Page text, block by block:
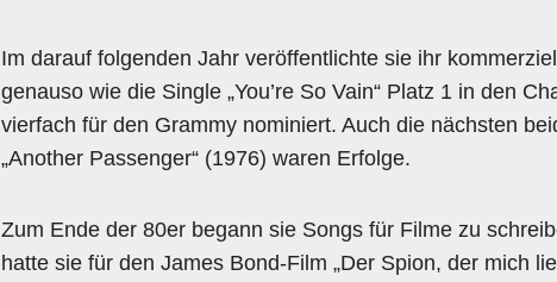
Im darauf folgenden Jahr veröffentlichte sie ihr
genauso wie die Single „You’re So Vain“ Platz 1 in den
vierfach für den Grammy nominiert. Auch die nächsten
„Another Passenger“ (1976) waren Erfolge.
Zum Ende der 80er begann sie Songs für Filme zu
hatte sie für den James Bond-Film „Der Spion, der mich